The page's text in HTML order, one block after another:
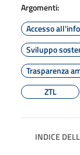
Argomenti:
Accesso
Sviluppo
Trasparenza
ZTL
INDICE